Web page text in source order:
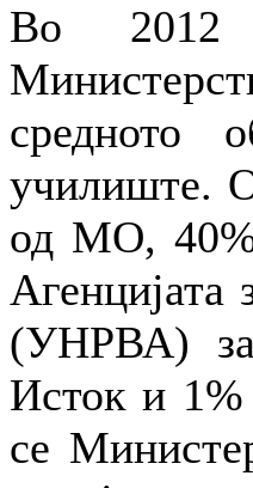
Во 2012
средното
училиште.
од МО, 40%
(УНРВА) за
Исток и
се